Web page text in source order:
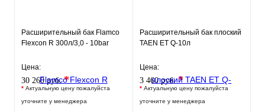
Расширительный бак Flamco
Flexcon R 300л/3,0 - 10bar
Цена:
30 260 руб.*
* Актуальную цену пожалуйста
уточните у менеджера
Расширительный бак плоский
TAEN ET Q-10л
Цена:
3 460 руб.*
* Актуальную цену пожалуйста
уточните у менеджера